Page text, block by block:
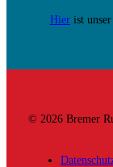
Hierist unser
© 2026 Bremer